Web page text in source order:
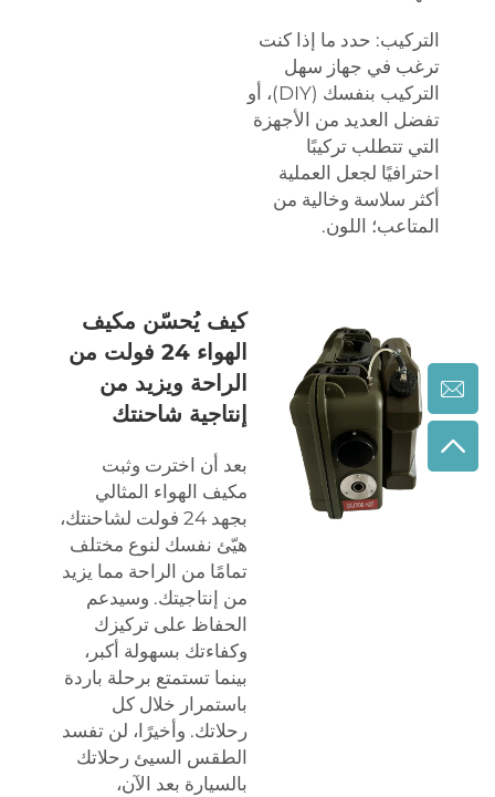
التركيب: حدد ما إذا كنت
ترغب في جهاز سهل
التركيب بنفسك (DIY)، أو
تفضل العديد من الأجهزة
التي تتطلب تركيبًا
احترافيًا لجعل العملية
أكثر سلاسة وخالية من
المتاعب؛ اللون.
كيف يُحسّن مكيف
الهواء 24 فولت من
الراحة ويزيد من
إنتاجية شاحنتك
بعد أن اخترت وثبت
مكيف الهواء المثالي
بجهد 24 فولت لشاحنتك،
هيّئ نفسك لنوع مختلف
تمامًا من الراحة مما يزيد
من إنتاجيتك. وسيدعم
الحفاظ على تركيزك
وكفاءتك بسهولة أكبر،
بينما تستمتع برحلة باردة
باستمرار خلال كل
رحلاتك. وأخيرًا، لن تفسد
الطقس السيئ رحلاتك
بالسيارة بعد الآن،